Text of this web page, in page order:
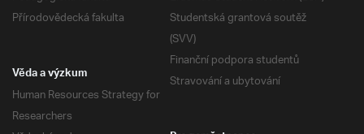
Přírodovědecká fakulta
Studentská grantová soutěž
(SVV)
Finanční podpora studentů
Stravování a ubytování
Věda a výzkum
Human Resources Strategy for
Researchers